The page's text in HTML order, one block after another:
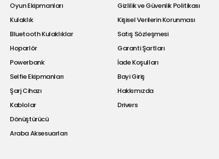
Oyun Ekipmanları
Kulaklık
Bluetooth Kulaklıklar
Hoparlör
Powerbank
Selfie Ekipmanları
Şarj Cihazı
Kablolar
Dönüştürücü
Araba Aksesuarları
Gizlilik ve Güvenlik Politikası
Kişisel Verilerin Korunması
Satış Sözleşmesi
Garanti Şartları
İade Koşulları
Bayi Giriş
Hakkımızda
Drivers